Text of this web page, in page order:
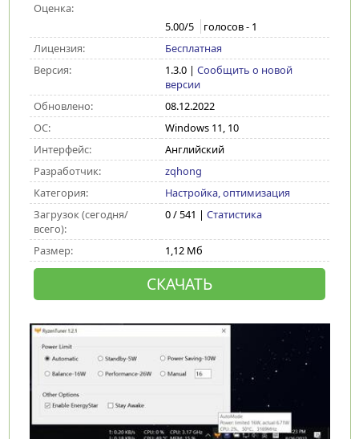
Оценка:
5.00/5 голосов - 1
Лицензия:
Бесплатная
Версия:
1.3.0| Сообщить о новой
версии
Обновлено:
08.12.2022
ОС:
Windows 11, 10
Интерфейс:
Английский
Разработчик:
zqhong
Категория:
Настройка, оптимизация
Загрузок (сегодня/
всего):
0 / 541 | Статистика
Размер: 1,12 Мб
СКАЧАТЬ